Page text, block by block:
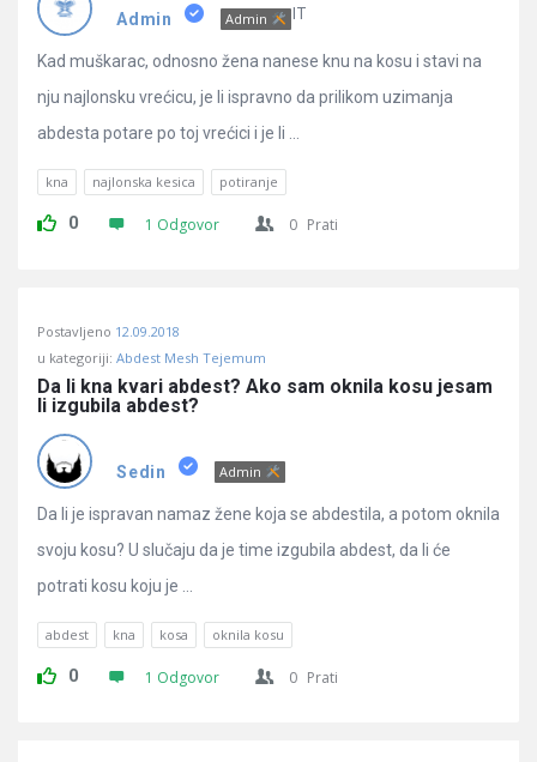
Admin Admin IT
Kad muškarac, odnosno žena nanese knu na kosu i stavi na
nju najlonsku vrećicu, je li ispravno da prilikom uzimanja
abdesta potare po toj vrećici i je li ...
kna najlonska kesica potiranje
0 1 Odgovor 0 Prati
Postavljeno 12.09.2018
u kategoriji: Abdest Mesh Tejemum
Da li kna kvari abdest? Ako sam oknila kosu jesam
li izgubila abdest?
Sedin Admin
Da li je ispravan namaz žene koja se abdestila, a potom oknila
svoju kosu? U slučaju da je time izgubila abdest, da li će
potrati kosu koju je ...
abdest kna kosa oknila kosu
0 1 Odgovor 0 Prati